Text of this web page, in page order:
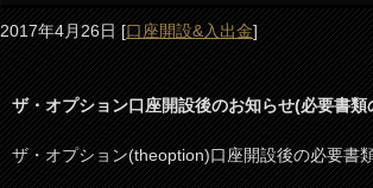
2017年4月26日[口座開設&入出金]
ザ・オプション口座開設後のお知らせ(必要書類
ザ・オプション(theoption)口座開設後の必要書